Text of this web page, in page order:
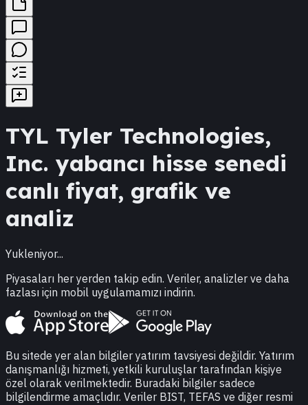
TYL Tyler Technologies,
Inc. yabancı hisse senedi
canlı fiyat, grafik ve
analiz
Yukleniyor...
Piyasaları her yerden takip edin. Veriler, analizler ve daha
fazlası için mobil uygulamamızı indirin.
Bu sitede yer alan bilgiler yatırım tavsiyesi değildir. Yatırım
danışmanlığı hizmeti, yetkili kuruluşlar tarafından kişiye
özel olarak verilmektedir. Buradaki bilgiler sadece
bilgilendirme amaçlıdır. Veriler BIST, TEFAS ve diğer resmi